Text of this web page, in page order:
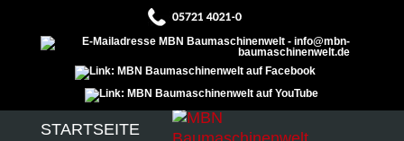
Menu
STARTSEITE